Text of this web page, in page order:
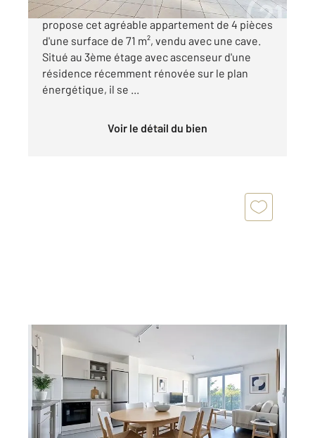
Votre agence CENTURY 21 Eureka vous
propose cet agréable appartement de 4 pièces
d'une surface de 71 m², vendu avec une cave.
Situé au 3ème étage avec ascenseur d'une
résidence récemment rénovée sur le plan
énergétique, il se ...
Voir le détail du bien
FRESNES 94
73,14 m 2, 4 pièces
Ref : 9867
Appartement F4 à vendre
339 900 €